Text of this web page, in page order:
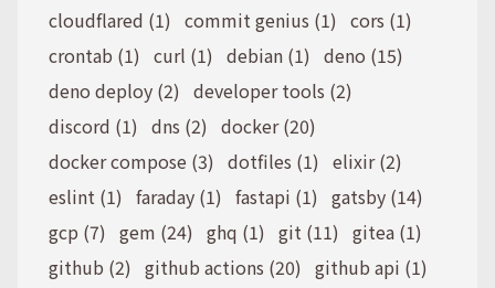
cloudflared (1) commit genius (1) cors (1)
crontab (1) curl (1) debian (1) deno (15)
deno deploy (2) developer tools (2)
discord (1) dns (2) docker (20)
docker compose (3) dotfiles (1) elixir (2)
eslint (1) faraday (1) fastapi (1) gatsby (14)
gcp (7) gem (24) ghq (1) git (11) gitea (1)
github (2) github actions (20) github api (1)